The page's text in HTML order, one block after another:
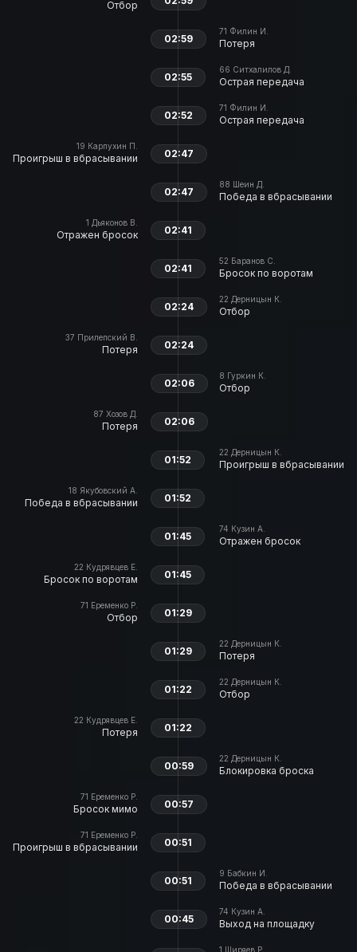
Отбор
71 Филин И.
Потеря
02:59
66 Ситхалилов Д.
Острая передача
02:55
71 Филин И.
Острая передача
02:52
19 Карпухин П.
Проигрыш в вбрасывании 02:47
88 Шеин Д.
Победа в вбрасывании
02:47
1 Дьяконов В.
Отражен бросок 02:41
52 Баранов С.
Бросок по воротам
02:41
22 Дерницын К.
Отбор
02:24
37 Прилепский В.
Потеря 02:24
8 Гуркин К.
Отбор
02:06
87 Хозов Д.
Потеря 02:06
22 Дерницын К.
Проигрыш в вбрасывании
01:52
18 Якубовский А.
Победа в вбрасывании 01:52
74 Кузин А.
Отражен бросок
01:45
22 Кудрявцев Е.
Бросок по воротам 01:45
71 Еременко Р.
Отбор 01:29
22 Дерницын К.
Потеря
01:29
22 Дерницын К.
Отбор
01:22
22 Кудрявцев Е.
Потеря 01:22
22 Дерницын К.
Блокировка броска
00:59
71 Еременко Р.
Бросок мимо 00:57
71 Еременко Р.
Проигрыш в вбрасывании 00:51
9 Бабкин И.
Победа в вбрасывании
00:51
74 Кузин А.
Выход на площадку
00:45
1 Ширяев Р.